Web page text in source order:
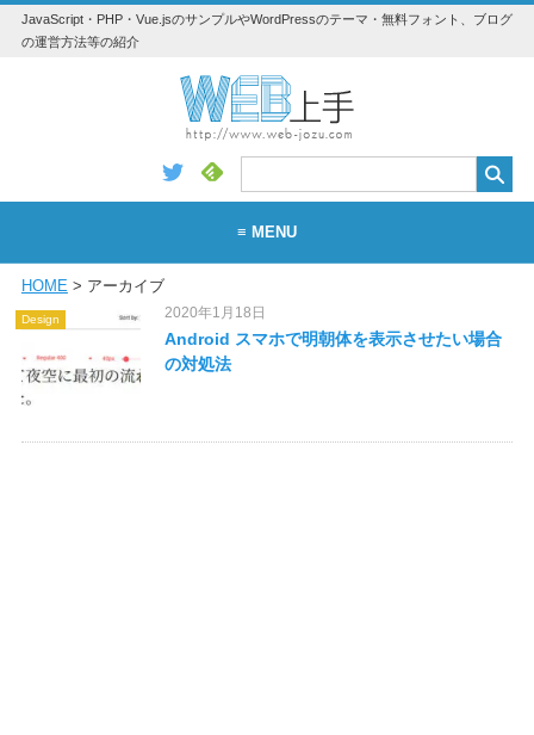
JavaScript・PHP・Vue.jsのサンプルやWordPressのテーマ・無料フォント、ブログ
の運営方法等の紹介
≡ MENU
WordPress
HOME> アーカイブ
Design 2020年1月18日
Android スマホで明朝体を表示させたい場合
の対処法